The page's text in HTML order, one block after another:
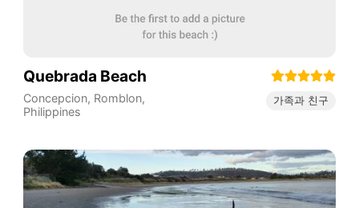
Quebrada Beach
Concepcion, Romblon,
Philippines
가족과 친구